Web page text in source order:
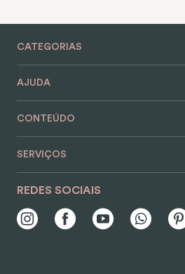
CATEGORIAS
AJUDA
CONTEÚDO
SERVIÇOS
REDES SOCIAIS